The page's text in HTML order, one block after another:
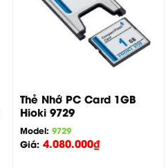
Thẻ Nhớ PC Card 1GB
Hioki 9729
Model: 9729
Giá: 4.080.000₫